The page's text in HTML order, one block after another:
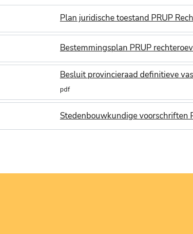
Plan juridische toestand PRUP
Bestemmingsplan PRUP
Besluit provincieraad definitieve
pdf
Stedenbouwkundige voorschriften